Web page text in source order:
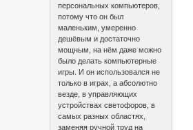
персональных компьютеров,
потому что он был
маленьким, умеренно
дешёвым и достаточно
мощным, на нём даже можно
было делать компьютерные
игры. И он использовался не
только в играх, а абсолютно
везде, в управляющих
устройствах светофоров, в
самых разных областях,
заменяя ручной труд на